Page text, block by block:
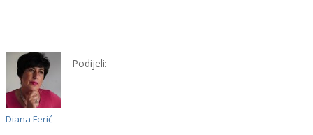
Diana Ferić
Podijeli: